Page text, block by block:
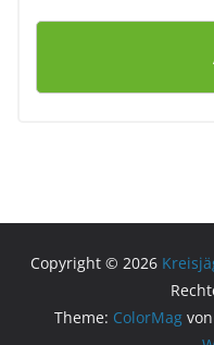
Copyright © 2026
Theme: ColorMagvon